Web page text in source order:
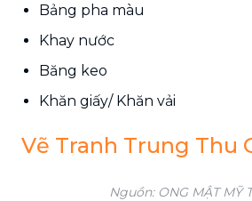
Bảng pha màu
Khay nước
Băng keo
Khăn giấy/ Khăn vải
Vẽ Tranh Trung Thu
Nguồn: ONG MẬT MỸ